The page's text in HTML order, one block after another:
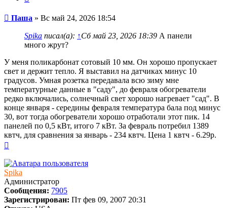
Сообщение
Паша » Вс май 24, 2026 18:54
Spika писал(а): ↑Сб май 23, 2026 18:39 А панели
много жрут?
У меня поликарбонат сотовый 10 мм. Он хорошо пропускает
свет и держит тепло. Я выставил на датчиках минус 10
градусов. Умная розетка передавала всю зиму мне
температурные данные в "саду", до февраля обогреватели
редко включались, солнечный свет хорошо нагревает "сад". В
конце января - середины февраля температура бала под минус
30, вот тогда обогреватели хорошо отработали этот пик. 14
панелей по 0,5 кВт, итого 7 кВт. За февраль потребил 1389
квтч, для сравнения за январь - 234 квтч. Цена 1 квтч - 6.29р.
началу
Spika
Администратор
Сообщения: 7905
Зарегистрирован: Пт фев 09, 2007 20:31